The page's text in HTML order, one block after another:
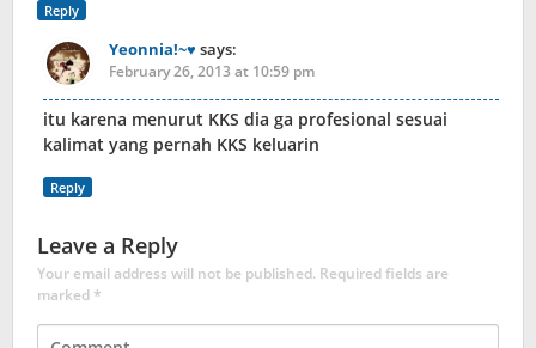
Reply
Yeonnia!~♥ says:
February 26, 2013 at 10:59 pm
itu karena menurut KKS dia ga profesional sesuai
kalimat yang pernah KKS keluarin
Reply
Leave a Reply
Your email address will not be published. Required fields are
marked*